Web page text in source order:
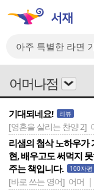
어머나점
기대되네요! 리뷰
[영혼을 살리는 찬양 2]
리샘의 첨삭 노하우가
현, 배우고도 써먹지
주는 책입니다.
100자평
[바로 쓰는 영어] 어머 |